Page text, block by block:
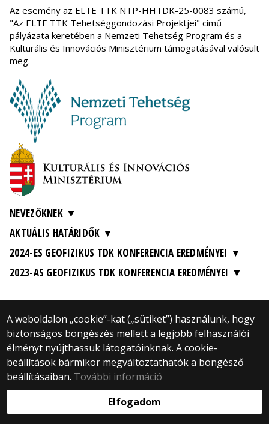
Az esemény az ELTE TTK NTP-HHTDK-25-0083 számú,
"Az ELTE TTK Tehetséggondozási Projektjei" című
pályázata keretében a Nemzeti Tehetség Program és a
Kulturális és Innovációs Minisztérium támogatásával valósult
meg.
NEVEZŐKNEK
AKTUÁLIS HATÁRIDŐK
2024-ES GEOFIZIKUS TDK KONFERENCIA EREDMÉNYEI
2023-AS GEOFIZIKUS TDK KONFERENCIA EREDMÉNYEI
A weboldalon „cookie”-kat („sütiket”) használunk, hogy
biztonságos böngészés mellett a legjobb felhasználói
élményt nyújthassuk látogatóinknak. A cookie-
beállítások bármikor megváltoztathatók a böngésző
beállításaiban. További információ
Elfogadom
© 2025 Eötvös Loránd Tudományegyetem
Minden jog fenntartva.
1053 Budapest, Egyetem tér 1–3.
Központi telefonszám: +36 1 411 6500
Webfejlesztés: